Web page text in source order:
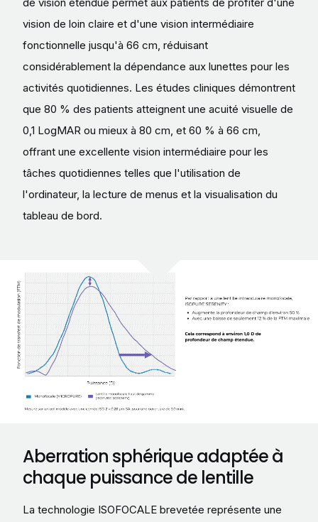
vision de loin claire et d'une vision intermédiaire
fonctionnelle jusqu'à 66 cm, réduisant
considérablement la dépendance aux lunettes pour les
activités quotidiennes. Les études cliniques démontrent
que 80 % des patients atteignent une acuité visuelle de
0,1 LogMAR ou mieux à 80 cm, et 60 % à 66 cm,
offrant une excellente vision intermédiaire pour les
tâches quotidiennes telles que l'utilisation de
l'ordinateur, la lecture de menus et la visualisation du
tableau de bord.
Aberration sphérique adaptée à
chaque puissance de lentille
La technologie ISOFOCALE brevetée représente une